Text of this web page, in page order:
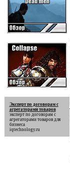
Эксперт по договорам с
агрегаторами товаров
эксперт по договорам с
агрегаторами товаровдля
бизнеса
iqtechnology.ru